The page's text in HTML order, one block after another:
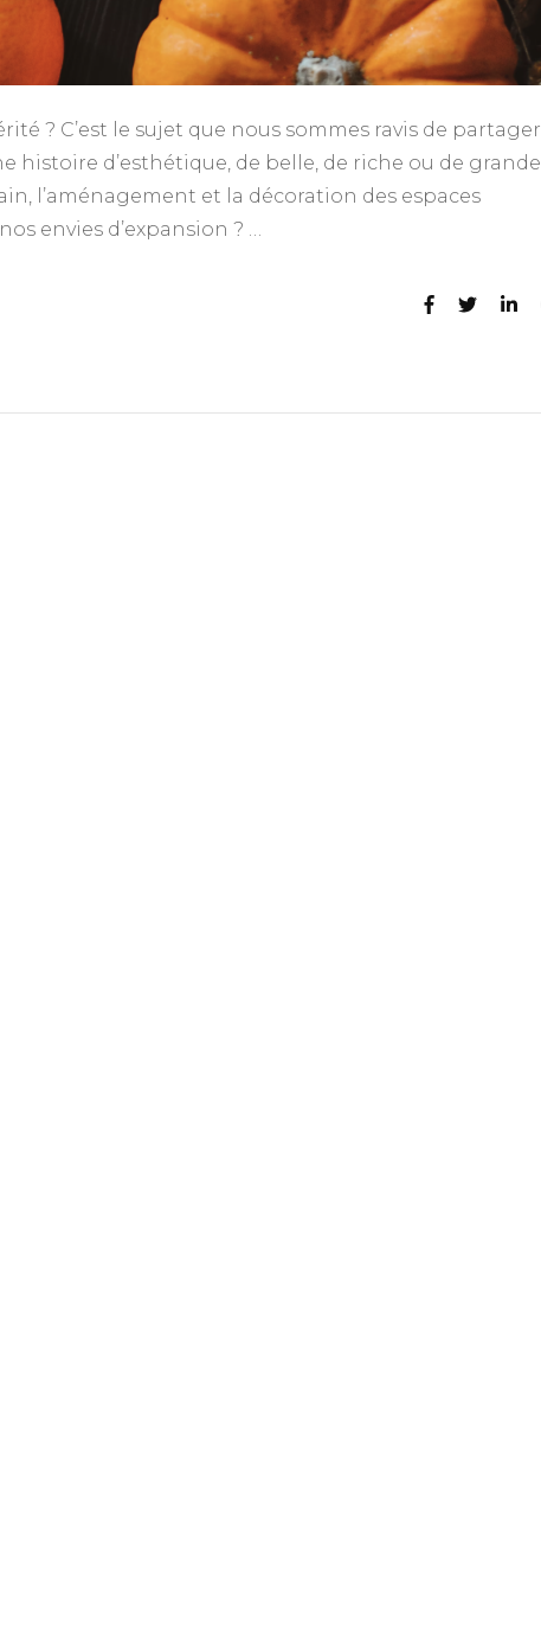
? C’est le sujet que nous sommes ravis de partager
histoire d’esthétique, de belle, de riche ou de grande
l’aménagement et la décoration des espaces
envies d’expansion ? …